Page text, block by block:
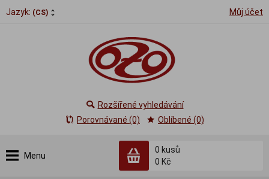
Jazyk: (CS) Můj účet
Menu
0 kusů
0 Kč
Rozšířené vyhledávání
Porovnávané (0)
Oblíbené (0)